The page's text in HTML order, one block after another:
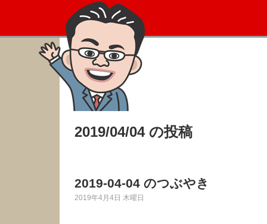
2019/04/04 の投稿
2019-04-04 のつぶやき
2019年4月4日 木曜日